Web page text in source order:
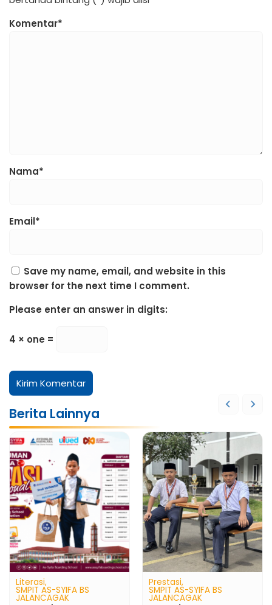
Komentar*
Nama*
Email*
Save my name, email, and website in this
browser for the next time I comment.
Please enter an answer in digits:
4 × one =
Berita Lainnya
Prestasi
SMPIT AS-SYIFA BS
JALANCAGAK
Kegiatan
Murid Kelas 7 As-Syifa